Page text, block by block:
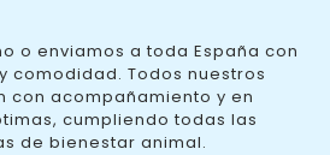
o enviamos a toda España con
comodidad. Todos nuestros
con acompañamiento y en
cumpliendo todas las
de bienestar animal.